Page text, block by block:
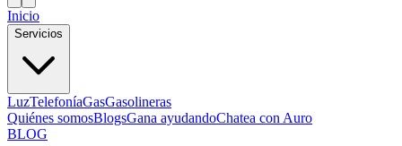
Inicio
Servicios
LuzTelefoníaGasGasolineras
Quiénes somosBlogsGana ayudandoChatea con Auro
BLOG